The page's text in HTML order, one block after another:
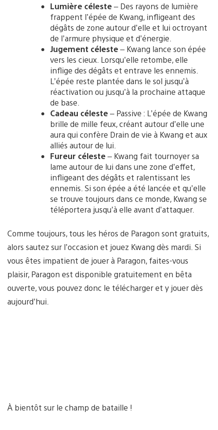
Lumière céleste– Des rayons de lumière
frappent l’épée de Kwang, infligeant des
dégâts de zone autour d’elle et lui octroyant
de l’armure physique et d’énergie.
Jugement céleste– Kwang lance son épée
vers les cieux. Lorsqu’elle retombe, elle
inflige des dégâts et entrave les ennemis.
L’épée reste plantée dans le sol jusqu’à
réactivation ou jusqu’à la prochaine attaque
de base.
Cadeau céleste– Passive : L’épée de Kwang
brille de mille feux, créant autour d’elle une
aura qui confère Drain de vie à Kwang et aux
alliés autour de lui.
Fureur céleste– Kwang fait tournoyer sa
lame autour de lui dans une zone d’effet,
infligeant des dégâts et ralentissant les
ennemis. Si son épée a été lancée et qu’elle
se trouve toujours dans ce monde, Kwang se
téléportera jusqu’à elle avant d’attaquer.
Comme toujours, tous les héros de Paragon sont gratuits,
alors sautez sur l’occasion et jouez Kwang dès mardi. Si
vous êtes impatient de jouer à Paragon, faites-vous
plaisir, Paragon est disponible gratuitement en bêta
ouverte, vous pouvez donc le télécharger et y jouer dès
aujourd’hui.
À bientôt sur le champ de bataille !